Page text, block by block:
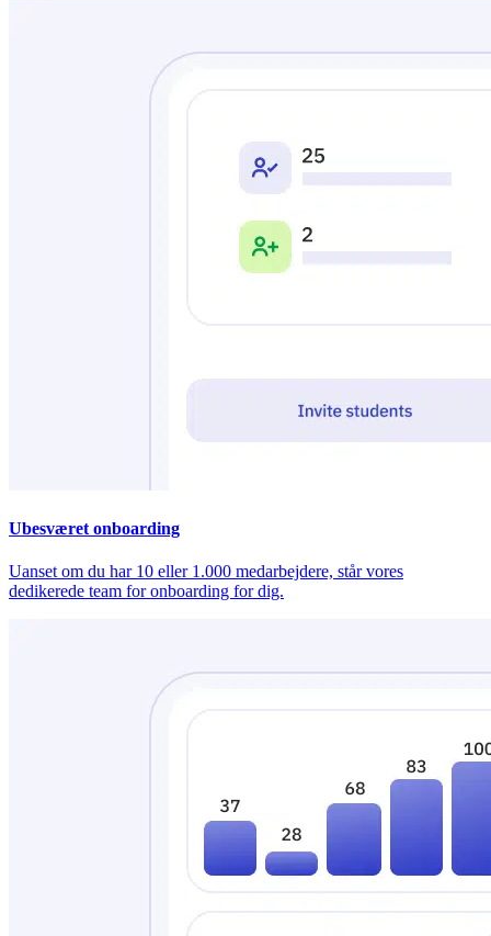
Ubesværet onboarding
Uanset om du har 10 eller 1.000 medarbejdere, står vores
dedikerede team for onboarding for dig.